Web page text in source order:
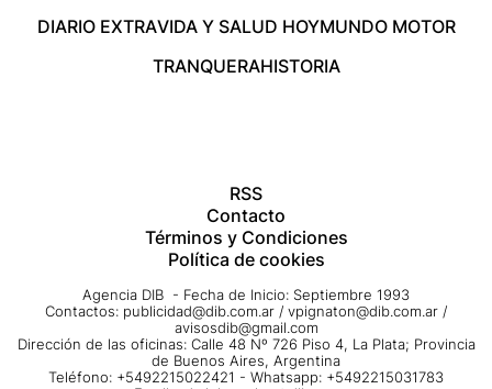
DIARIO EXTRAVIDA Y SALUD HOYMUNDO MOTOR
TRANQUERAHISTORIA
RSS
Contacto
Términos y Condiciones
Política de cookies
Agencia DIB - Fecha de Inicio: Septiembre 1993
Contactos: publicidad@dib.com.ar / vpignaton@dib.com.ar /
avisosdib@gmail.com
Dirección de las oficinas: Calle 48 Nº 726 Piso 4, La Plata; Provincia
de Buenos Aires, Argentina
Teléfono: +5492215022421 - Whatsapp: +5492215031783